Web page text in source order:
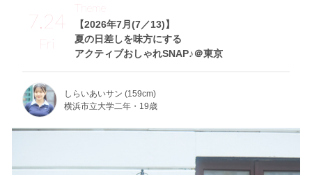
7.24
Fri
【2026年7月(7／13)】
夏の日差しを味方にする
アクティブおしゃれSNAP♪＠東京
Theme
しらいあいサン (159cm)
横浜市立大学二年・19歳